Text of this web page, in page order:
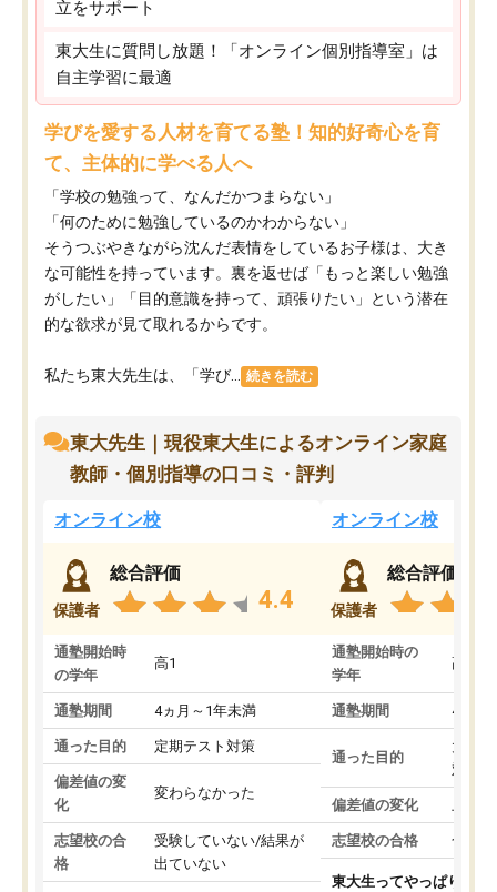
立をサポート
東大生に質問し放題！「オンライン個別指導室」は
自主学習に最適
学びを愛する人材を育てる塾！知的好奇心を育
て、主体的に学べる人へ
「学校の勉強って、なんだかつまらない」
「何のために勉強しているのかわからない」
そうつぶやきながら沈んだ表情をしているお子様は、大き
な可能性を持っています。裏を返せば「もっと楽しい勉強
がしたい」「目的意識を持って、頑張りたい」という潜在
的な欲求が見て取れるからです。
私たち東大先生は、「学び... 続きを読む
東大先生｜現役東大生によるオンライン家庭
教師・個別指導の口コミ・評判
オンライン校
保護者
総合評価
4.4
通塾開始時
の学年
高1
通塾期間 4ヵ月～1年未満
通った目的 定期テスト対策
偏差値の変
化
変わらなかった
志望校の合
格
受験していない/結果が
出ていない
オンライン校
保護者
総合評価
通塾開始時の
学年
高3
通塾期間 4ヵ月
通った目的
大学
対策
偏差値の変化 上が
志望校の合格 合格
東大生ってやっぱりすご